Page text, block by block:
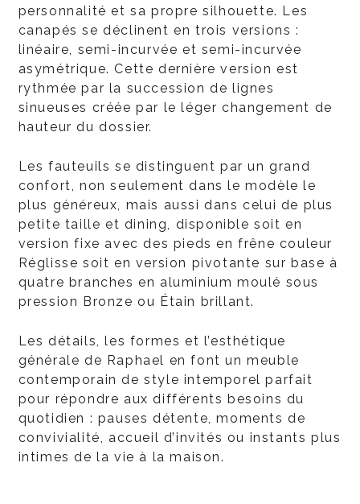
personnalité et sa propre silhouette. Les
canapés se déclinent en trois versions :
linéaire, semi-incurvée et semi-incurvée
asymétrique. Cette dernière version est
rythmée par la succession de lignes
sinueuses créée par le léger changement de
hauteur du dossier.
Les fauteuils se distinguent par un grand
confort, non seulement dans le modèle le
plus généreux, mais aussi dans celui de plus
petite taille et dining, disponible soit en
version fixe avec des pieds en frêne couleur
Réglisse soit en version pivotante sur base à
quatre branches en aluminium moulé sous
pression Bronze ou Étain brillant.
Les détails, les formes et l’esthétique
générale de Raphael en font un meuble
contemporain de style intemporel parfait
pour répondre aux différents besoins du
quotidien : pauses détente, moments de
convivialité, accueil d’invités ou instants plus
intimes de la vie à la maison.